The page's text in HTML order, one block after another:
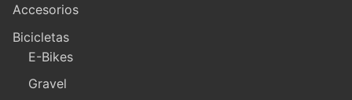
Accesorios
Bicicletas
E-Bikes
Gravel